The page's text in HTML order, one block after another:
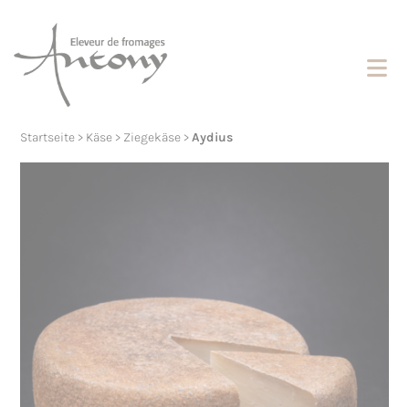
Startseite > Käse > Ziegekäse >Aydius